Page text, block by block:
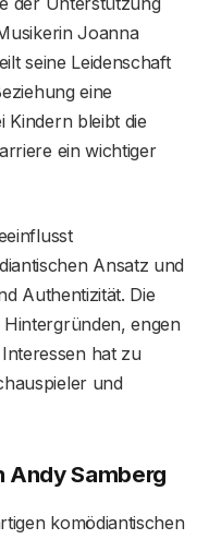
Joanna
seine Leidenschaft
eine
Kindern bleibt die
ein wichtiger
Ansatz und
Authentizität. Die
engen
hat zu
und
Andy Samberg
komödiantischen